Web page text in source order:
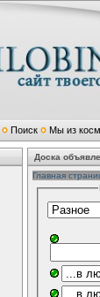
Поиск Мы из
Доска
Главная